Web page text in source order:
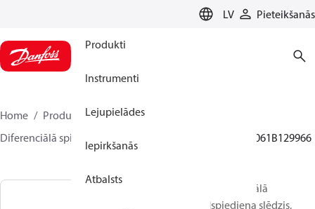
LV Pieteikšanās
Produkti
Instrumenti
Lejupielādes
Iepirkšanās
Atbalsts
Home Produkti Sensing solutions
Diferenciālā spiediena slēdži
061B129966
Diferenciālā
spiediena slēdzis,